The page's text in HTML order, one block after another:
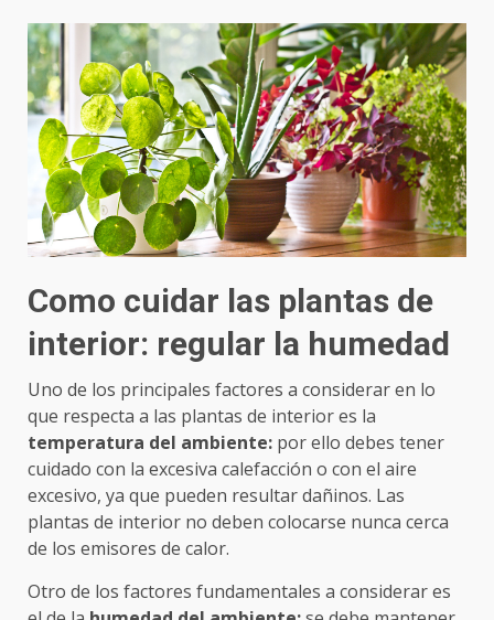
Como cuidar las plantas de
interior: regular la humedad
Uno de los principales factores a considerar en lo
que respecta a las plantas de interior es la
temperatura del ambiente: por ello debes tener
cuidado con la excesiva calefacción o con el aire
excesivo, ya que pueden resultar dañinos. Las
plantas de interior no deben colocarse nunca cerca
de los emisores de calor.
Otro de los factores fundamentales a considerar es